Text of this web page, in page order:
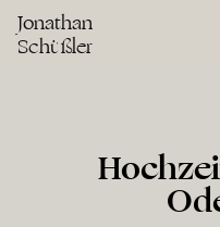
Jonathan
Schüßler